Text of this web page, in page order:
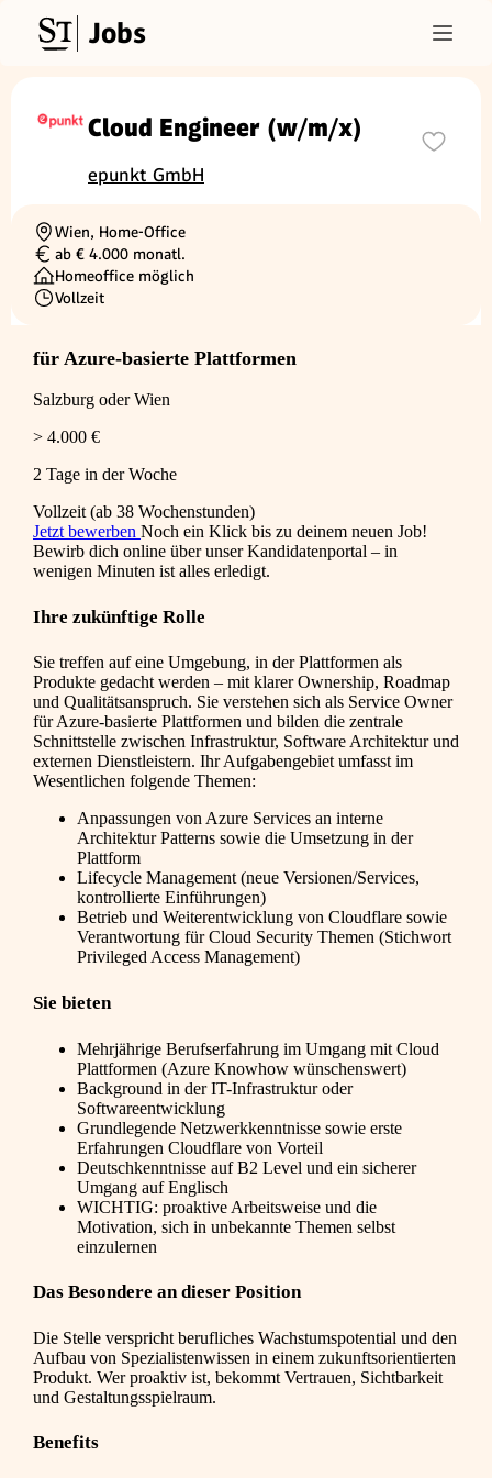
Jobs
Cloud Engineer (w/m/x)
epunkt GmbH
Ortschaft
Wien, Home-Office
Gehalt
ab € 4.000 monatl.
Homeoffice möglich
Beschäftigungsart
Vollzeit
für Azure-basierte Plattformen
Salzburg oder Wien
> 4.000 €
2 Tage in der Woche
Vollzeit (ab 38 Wochenstunden)
Jetzt bewerben Noch ein Klick bis zu deinem neuen Job!
Bewirb dich online über unser Kandidatenportal – in
wenigen Minuten ist alles erledigt.
Ihre zukünftige Rolle
Sie treffen auf eine Umgebung, in der Plattformen als
Produkte gedacht werden – mit klarer Ownership, Roadmap
und Qualitätsanspruch. Sie verstehen sich als Service Owner
für Azure-basierte Plattformen und bilden die zentrale
Schnittstelle zwischen Infrastruktur, Software Architektur und
externen Dienstleistern. Ihr Aufgabengebiet umfasst im
Wesentlichen folgende Themen:
Anpassungen von Azure Services an interne
Architektur Patterns sowie die Umsetzung in der
Plattform
Lifecycle Management (neue Versionen/Services,
kontrollierte Einführungen)
Betrieb und Weiterentwicklung von Cloudflare sowie
Verantwortung für Cloud Security Themen (Stichwort
Privileged Access Management)
Sie bieten
Mehrjährige Berufserfahrung im Umgang mit Cloud
Plattformen (Azure Knowhow wünschenswert)
Background in der IT-Infrastruktur oder
Softwareentwicklung
Grundlegende Netzwerkkenntnisse sowie erste
Erfahrungen Cloudflare von Vorteil
Deutschkenntnisse auf B2 Level und ein sicherer
Umgang auf Englisch
WICHTIG: proaktive Arbeitsweise und die
Motivation, sich in unbekannte Themen selbst
einzulernen
Das Besondere an dieser Position
Die Stelle verspricht berufliches Wachstumspotential und den
Aufbau von Spezialistenwissen in einem zukunftsorientierten
Produkt. Wer proaktiv ist, bekommt Vertrauen, Sichtbarkeit
und Gestaltungsspielraum.
Benefits